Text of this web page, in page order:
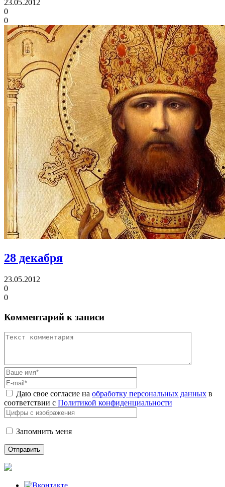
23.05.2012
0
0
28 декабря
23.05.2012
0
0
Комментарий к записи
Даю свое согласие на обработку персональных данных в
соответствии с Политикой конфиденциальности
Запомнить меня